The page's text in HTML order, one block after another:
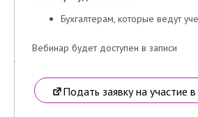
Бухгалтерам, которые ведут
Вебинар будет доступен в записи
Подать заявку на участие